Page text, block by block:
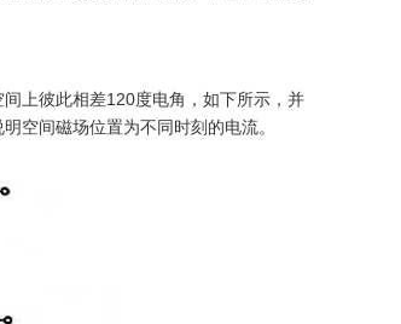
上彼此相差120度电角，如下所示，并
空间磁场位置为不同时刻的电流。